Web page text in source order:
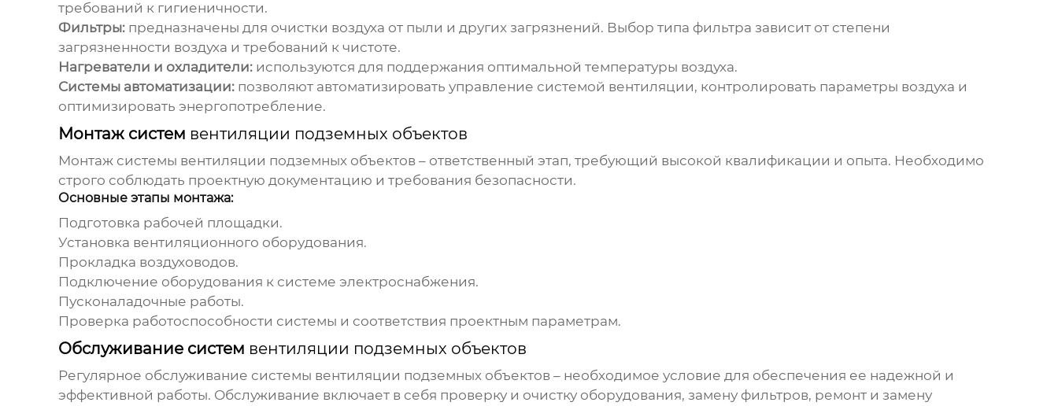
требований к гигиеничности.
Фильтры:предназначены для очистки воздуха от пыли и других загрязнений. Выбор типа фильтра зависит от степени
загрязненности воздуха и требований к чистоте.
Нагреватели и охладители:используются для поддержания оптимальной температуры воздуха.
Системы автоматизации:позволяют автоматизировать управление системой вентиляции, контролировать параметры воздуха и
оптимизировать энергопотребление.
Монтаж систем вентиляции подземных объектов
Монтаж системы вентиляции подземных объектов– ответственный этап, требующий высокой квалификации и опыта. Необходимо
строго соблюдать проектную документацию и требования безопасности.
Основные этапы монтажа:
Подготовка рабочей площадки.
Установка вентиляционного оборудования.
Прокладка воздуховодов.
Подключение оборудования к системе электроснабжения.
Пусконаладочные работы.
Проверка работоспособности системы и соответствия проектным параметрам.
Обслуживание систем вентиляции подземных объектов
Регулярное обслуживание системы вентиляции подземных объектов– необходимое условие для обеспечения ее надежной и
эффективной работы. Обслуживание включает в себя проверку и очистку оборудования, замену фильтров, ремонт и замену